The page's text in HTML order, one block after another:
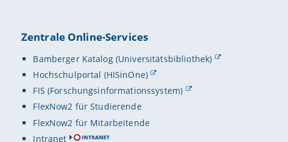
Zentrale Online-Services
Bamberger Katalog (Universitätsbibliothek)
Hochschulportal (HISinOne)
FIS (Forschungsinformationssystem)
FlexNow2 für Studierende
FlexNow2 für Mitarbeitende
Intranet